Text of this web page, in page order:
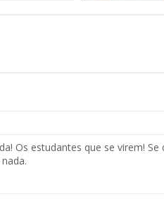
Os estudantes que se virem!